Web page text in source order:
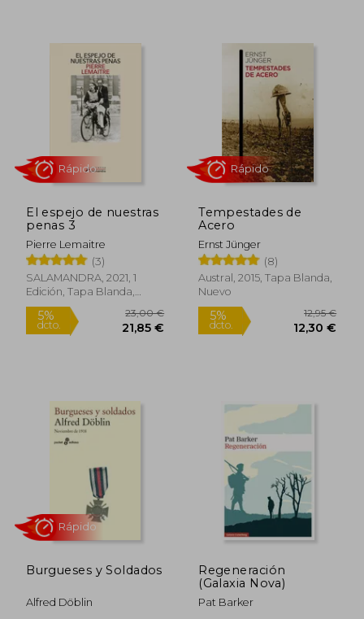
5%
dcto.
Rápido
5%
dcto.
Rápido
El espejo de nuestras
penas 3
Pierre Lemaitre
(3)
SALAMANDRA, 2021, 1
Edición, Tapa Blanda,
Nuevo
Rápido
Tempestades de
Acero
Ernst Jünger
(8)
Austral, 2015, Tapa Blanda,
Nuevo
Rápido
Burgueses y Soldados
Alfred Döblin
Regeneración
(Galaxia Nova)
Pat Barker